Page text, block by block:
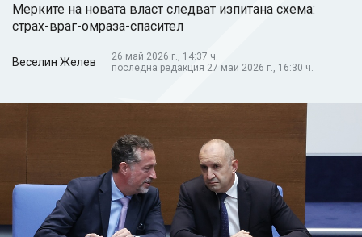
Мерките на новата власт следват изпитана схема:
страх-враг-омраза-спасител
Веселин Желев
26 май 2026 г., 14:37 ч.
последна редакция 27 май 2026 г., 16:30 ч.